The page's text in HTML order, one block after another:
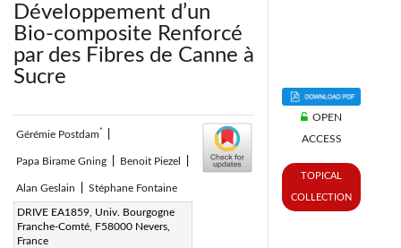
Développement d’un
Bio-composite Renforcé
par des Fibres de Canne à
Sucre
Gérémie Postdam*
Papa Birame Gning Benoit Piezel
Alan Geslain Stéphane Fontaine
DRIVE EA1859, Univ. Bourgogne
Franche-Comté, F58000 Nevers,
France
Corresponding Author Email:
geremie.postdam@univ-lille.fr
OPEN
ACCESS
TOPICAL
COLLECTION